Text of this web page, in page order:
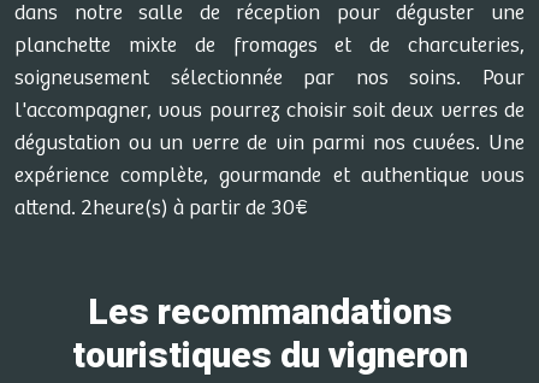
dans notre salle de réception pour déguster une
planchette mixte de fromages et de charcuteries,
soigneusement sélectionnée par nos soins. Pour
l'accompagner, vous pourrez choisir soit deux verres de
dégustation ou un verre de vin parmi nos cuvées. Une
expérience complète, gourmande et authentique vous
attend. 2heure(s) à partir de 30€
Les recommandations
touristiques du vigneron